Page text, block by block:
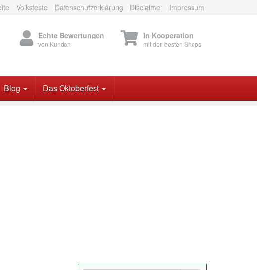
Volksfeste Datenschutzerklärung Disclaimer Impressum
Echte Bewertungen
von Kunden
In Kooperation
mit den besten Shops
Blog Das Oktoberfest